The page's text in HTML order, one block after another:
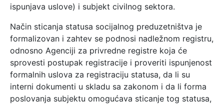
ispunjava uslove) i subjekt civilnog sektora.
Način sticanja statusa socijalnog preduzetništva je
formalizovan i zahtev se podnosi nadležnom registru,
odnosno Agenciji za privredne registre koja će
sprovesti postupak registracije i proveriti ispunjenost
formalnih uslova za registraciju statusa, da li su
interni dokumenti u skladu sa zakonom i da li forma
poslovanja subjektu omogućava sticanje tog statusa,